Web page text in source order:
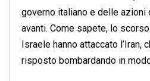
governo italiano e delle azioni
avanti. Come sapete, lo
Israele hanno attaccato l’Iran,
risposto bombardando in